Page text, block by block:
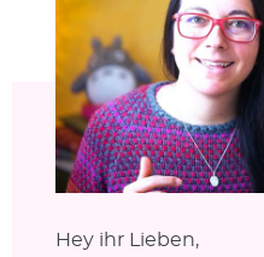
Hey ihr Lieben,